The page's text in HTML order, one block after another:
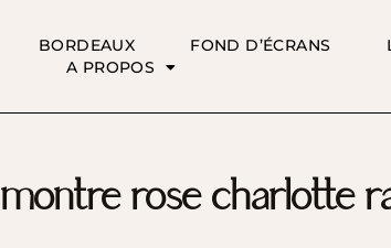
BORDEAUX FOND D’ÉCRANS
A PROPOS
montre rose charlotte